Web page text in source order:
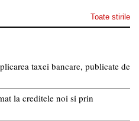
Toate stirile
taxei bancare, publicate de
la creditele noi si prin